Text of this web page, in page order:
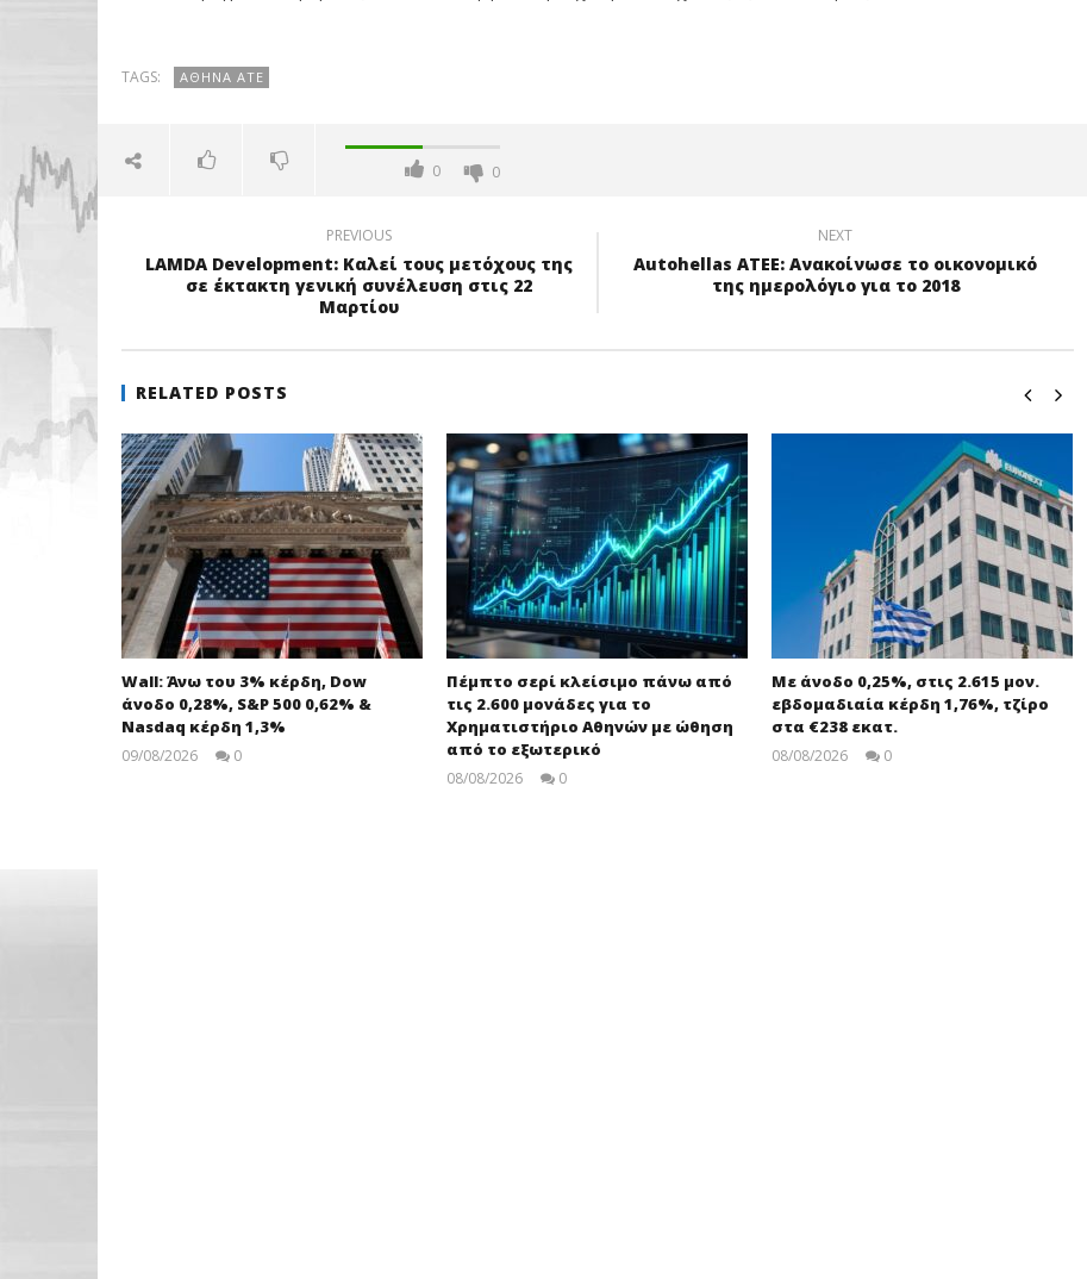
TAGS: ΑΘΗΝΆ ΑΤΕ
0 0
PREVIOUS
LAMDA Development: Καλεί τους μετόχους της
σε έκτακτη γενική συνέλευση στις 22
Μαρτίου
NEXT
Autohellas ΑΤΕΕ: Ανακοίνωσε το οικονομικό
της ημερολόγιο για το 2018
RELATED POSTS
Wall: Άνω του 3% κέρδη, Dow
άνοδο 0,28%, S&P 500 0,62% &
Nasdaq κέρδη 1,3%
09/08/2026
0
Πέμπτο σερί κλείσιμο πάνω από
τις 2.600 μονάδες για το
Χρηματιστήριο Αθηνών με ώθηση
από το εξωτερικό
08/08/2026
0
Με άνοδο 0,25%, στις 2.615 μον.
εβδομαδιαία κέρδη 1,76%, τζίρο
στα €238 εκατ.
08/08/2026
0